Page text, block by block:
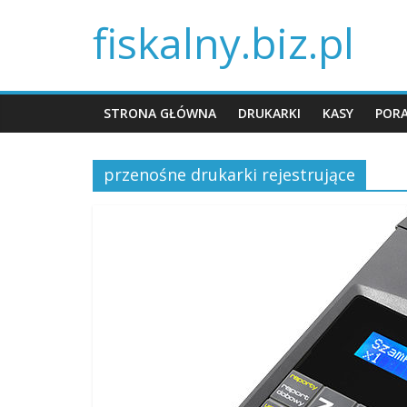
fiskalny.biz.pl
STRONA GŁÓWNA DRUKARKI KASY
przenośne drukarki rejestrujące